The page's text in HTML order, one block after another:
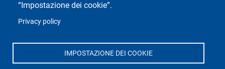
“Impostazione dei cookie”.
Privacy policy
IMPOSTAZIONE DEI COOKIE
Social di Ateneo